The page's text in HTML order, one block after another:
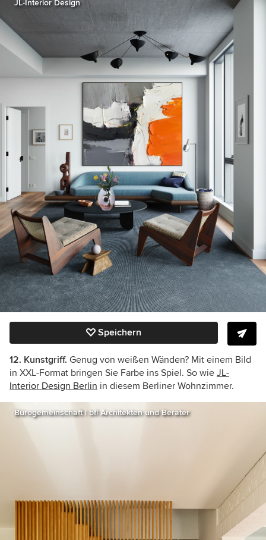
JL-Interior Design
Speichern
12. Kunstgriff. Genug von weißen Wänden? Mit einem Bild
in XXL-Format bringen Sie Farbe ins Spiel. So wie JL-
Interior Design Berlin in diesem Berliner Wohnzimmer.
Bürogemeinschaft | bfl Architekten und Berater